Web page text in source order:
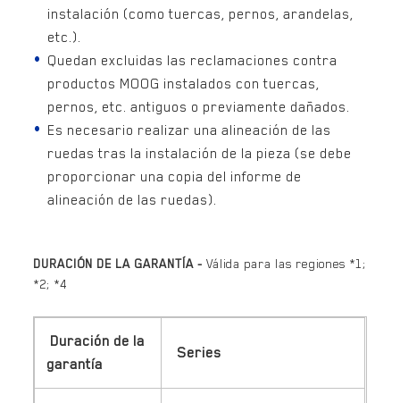
instalación (como tuercas, pernos, arandelas,
etc.).
Quedan excluidas las reclamaciones contra
productos MOOG instalados con tuercas,
pernos, etc. antiguos o previamente dañados.
Es necesario realizar una alineación de las
ruedas tras la instalación de la pieza (se debe
proporcionar una copia del informe de
alineación de las ruedas).
DURACIÓN DE LA GARANTÍA -Válida para las regiones *1;
*2; *4
Duración de la
garantía
Series